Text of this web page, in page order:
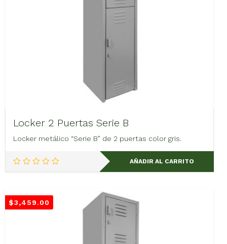
Locker 2 Puertas Serie B
Locker metálico “Serie B” de 2 puertas color gris.
AÑADIR AL CARRITO
$3,459.00